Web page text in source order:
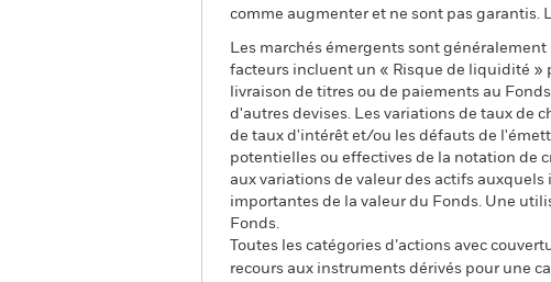
comme augmenter et ne sont pas
Les marchés émergents sont
facteurs incluent un « Risque de liquidité »
livraison de titres ou de paiements au
d'autres devises. Les variations de taux de
de taux d'intérêt et/ou les défauts de
potentielles ou effectives de la notation de
aux variations de valeur des actifs
importantes de la valeur du Fonds. Une
Fonds.
Toutes les catégories d’actions avec
recours aux instruments dérivés pour une